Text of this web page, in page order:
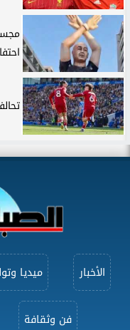
الأخبار ميديا
فن وثقافة